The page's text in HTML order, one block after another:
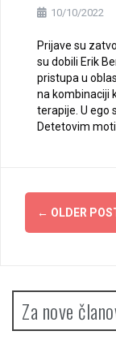
10/10/2022
Prijave su
su dobili Erik
pristupa u
na kombinaciji
terapije. U ego
Detetovim
Posts
← OLDER
Za nove